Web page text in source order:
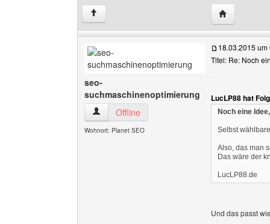
↑ Website
seo-
suchmaschinenoptimierung
seo-suchmaschinenoptimierung Benutzer-
Offline
Wohnort: Planet SEO
18.03.2015 um
Titel: Re: Noch
LucLP88 hat
Noch eine
Selbst
Also, das man
Das wäre der
LucLP88.de
Und das passt